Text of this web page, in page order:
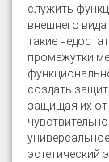
служить
внешнего
такие
промежутки
создать
защищая их
эстетический